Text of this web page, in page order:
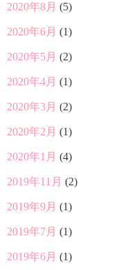
2020年8月 (5)
2020年6月 (1)
2020年5月 (2)
2020年4月 (1)
2020年3月 (2)
2020年2月 (1)
2020年1月 (4)
2019年11月 (2)
2019年9月 (1)
2019年7月 (1)
2019年6月 (1)